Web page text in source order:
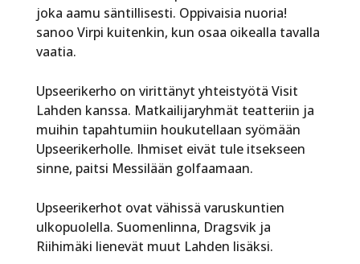
joka aamu säntillisesti. Oppivaisia nuoria!
sanoo Virpi kuitenkin, kun osaa oikealla tavalla
vaatia.
Upseerikerho on virittänyt yhteistyötä Visit
Lahden kanssa. Matkailijaryhmät teatteriin ja
muihin tapahtumiin houkutellaan syömään
Upseerikerholle. Ihmiset eivät tule itsekseen
sinne, paitsi Messilään golfaamaan.
Upseerikerhot ovat vähissä varuskuntien
ulkopuolella. Suomenlinna, Dragsvik ja
Riihimäki lienevät muut Lahden lisäksi.